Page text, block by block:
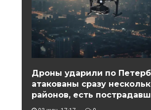
Дроны ударили по
атакованы сразу
районов, есть